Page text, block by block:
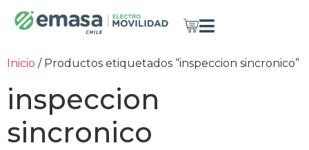
Inicio / Productos etiquetados “inspeccion sincronico”
inspeccion
sincronico